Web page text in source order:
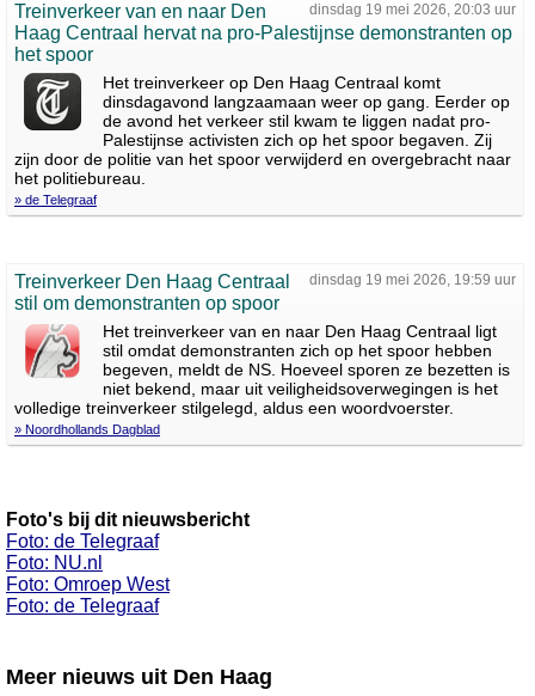
dinsdag 19 mei 2026, 20:03 uur
Treinverkeer van en naar Den
Haag Centraal hervat na pro-Palestijnse demonstranten op
het spoor
Het treinverkeer op Den Haag Centraal komt
dinsdagavond langzaamaan weer op gang. Eerder op
de avond het verkeer stil kwam te liggen nadat pro-
Palestijnse activisten zich op het spoor begaven. Zij
zijn door de politie van het spoor verwijderd en overgebracht naar
het politiebureau.
» de Telegraaf
dinsdag 19 mei 2026, 19:59 uur
Treinverkeer Den Haag Centraal
stil om demonstranten op spoor
Het treinverkeer van en naar Den Haag Centraal ligt
stil omdat demonstranten zich op het spoor hebben
begeven, meldt de NS. Hoeveel sporen ze bezetten is
niet bekend, maar uit veiligheidsoverwegingen is het
volledige treinverkeer stilgelegd, aldus een woordvoerster.
» Noordhollands Dagblad
Foto's bij dit nieuwsbericht
Foto: de Telegraaf
Foto: NU.nl
Foto: Omroep West
Foto: de Telegraaf
Meer nieuws uit Den Haag